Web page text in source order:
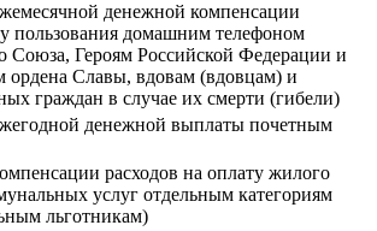
денежной компенсации
пользования домашним телефоном
Союза, Героям Российской Федерации и
ордена Славы, вдовам (вдовцам) и
граждан в случае их смерти (гибели)
денежной выплаты почетным
расходов на оплату жилого
услуг отдельным категориям
льготникам)